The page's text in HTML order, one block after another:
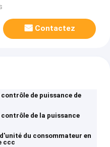
Contactez
contrôle de puissance de
contrôle de la puissance
du consommateur en
ccc